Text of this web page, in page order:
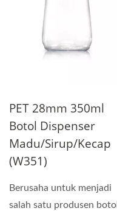
PET 28mm 350ml
Botol Dispenser
Madu/Sirup/Kecap
(W351)
Berusaha untuk menjadi
salah satu produsen botol